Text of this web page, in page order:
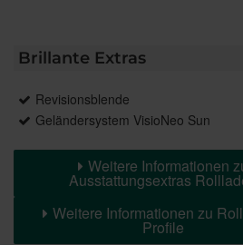
Brillante Extras
Revisionsblende
Geländersystem VisioNeo Sun
Weitere Informationen
Ausstattungsextras
Weitere Informationen zu
Profile